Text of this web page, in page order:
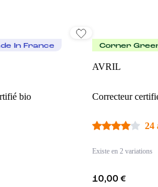
In France
bio
Corner
AVRIL
Correcteur
24
Existe en 2 variations
10,00 €